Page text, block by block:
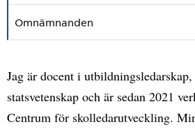
Omnämnanden
Jag är docent i
statsvetenskap och är sedan 2021
Centrum för skolledarutveckling.